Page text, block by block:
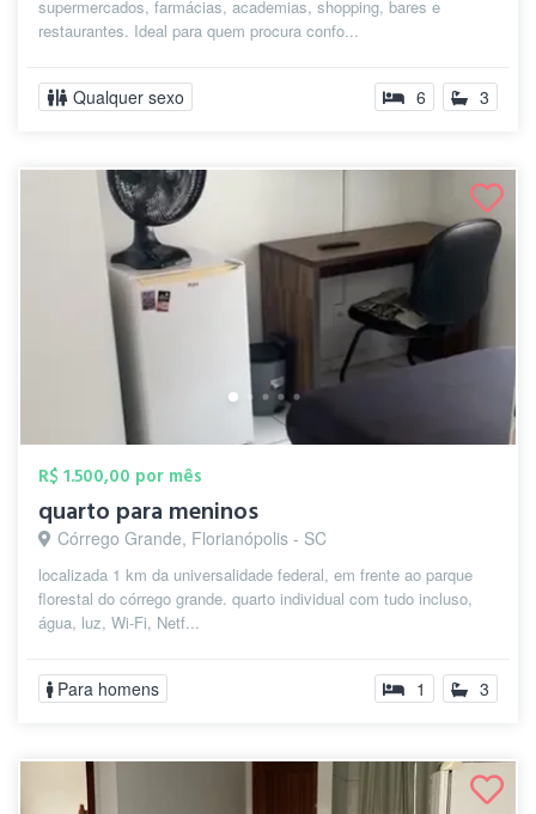
supermercados, farmácias, academias, shopping, bares e
restaurantes. Ideal para quem procura confo...
Qualquer sexo 6 3
R$ 1.500,00 por mês
quarto para meninos
Córrego Grande, Florianópolis - SC
localizada 1 km da universalidade federal, em frente ao parque
florestal do córrego grande. quarto individual com tudo incluso,
água, luz, Wi-Fi, Netf...
Para homens 1 3